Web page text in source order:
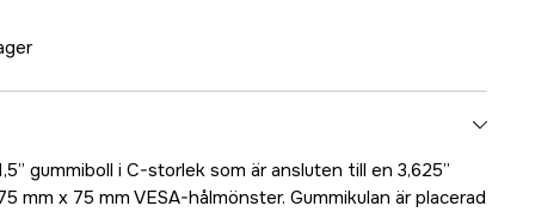
gummiboll i C-storlek som är ansluten till en 3,625”
mm x 75 mm VESA-hålmönster. Gummikulan är placerad